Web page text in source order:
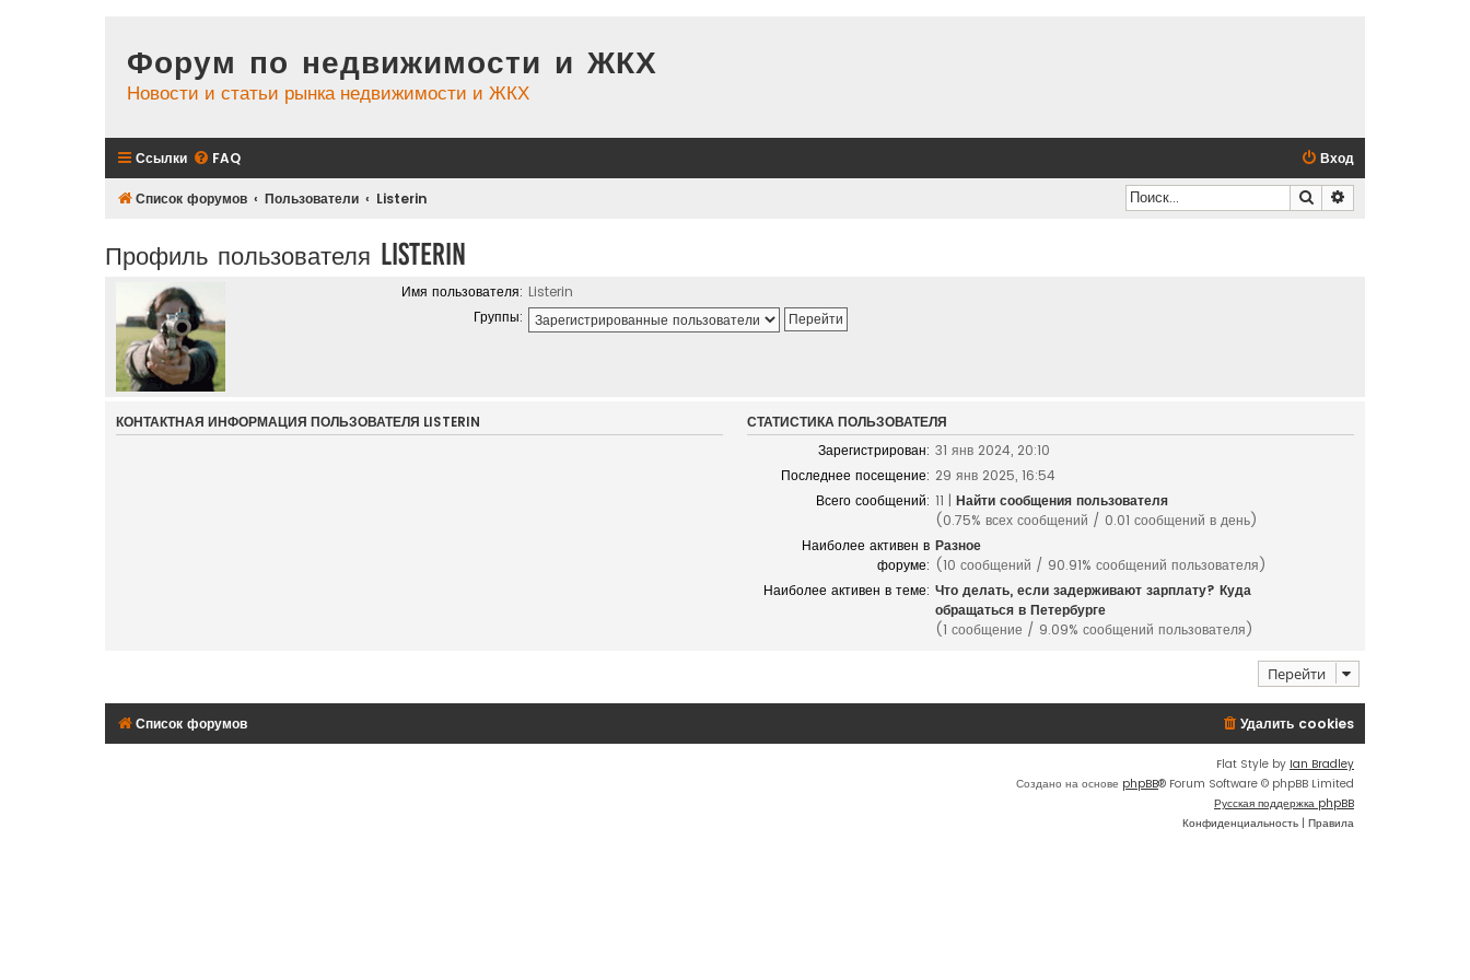
Форум по недвижимости и ЖКХ
Новости и статьи рынка недвижимости и ЖКХ
Ссылки FAQ Вход
Список форумов Пользователи Listerin Поиск
Профиль пользователя Listerin
Имя пользователя: Listerin
Группы:
КОНТАКТНАЯ ИНФОРМАЦИЯ ПОЛЬЗОВАТЕЛЯ LISTERIN СТАТИСТИКА ПОЛЬЗОВАТЕЛЯ
Зарегистрирован: 31 янв 2024, 20:10
Последнее посещение: 29 янв 2025, 16:54
Всего сообщений: 11 | Найти сообщения пользователя
(0.75% всех сообщений / 0.01 сообщений в день)
Наиболее активен в
форуме:
Разное
(10 сообщений / 90.91% сообщений пользователя)
Наиболее активен в теме: Что делать, если задерживают зарплату? Куда
обращаться в Петербурге
(1 сообщение / 9.09% сообщений пользователя)
Перейти
Список форумов Удалить cookies
Flat Style by Ian Bradley
Создано на основе phpBB® Forum Software © phpBB Limited
Русская поддержка phpBB
Конфиденциальность | Правила